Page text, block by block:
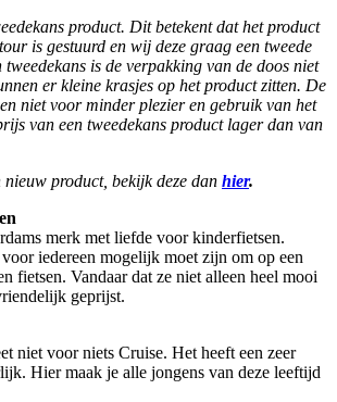
product. Dit betekent dat het product
is gestuurd en wij deze graag een tweede
is de verpakking van de doos niet
er kleine krasjes op het product zitten. De
niet voor minder plezier en gebruik van het
van een tweedekans product lager dan van
product, bekijk deze dan hier.
merk met liefde voor kinderfietsen.
iedereen mogelijk moet zijn om op een
fietsen. Vandaar dat ze niet alleen heel mooi
geprijst.
niet voor niets Cruise. Het heeft een zeer
Hier maak je alle jongens van deze leeftijd